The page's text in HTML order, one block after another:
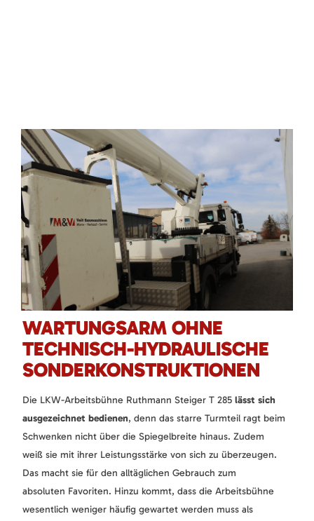
WARTUNGSARM OHNE
TECHNISCH-HYDRAULISCHE
SONDERKONSTRUKTIONEN
Die LKW-Arbeitsbühne Ruthmann Steiger T 285 lässt sich
ausgezeichnet bedienen, denn das starre Turmteil ragt beim
Schwenken nicht über die Spiegelbreite hinaus. Zudem
weiß sie mit ihrer Leistungsstärke von sich zu überzeugen.
Das macht sie für den alltäglichen Gebrauch zum
absoluten Favoriten. Hinzu kommt, dass die Arbeitsbühne
wesentlich weniger häufig gewartet werden muss als